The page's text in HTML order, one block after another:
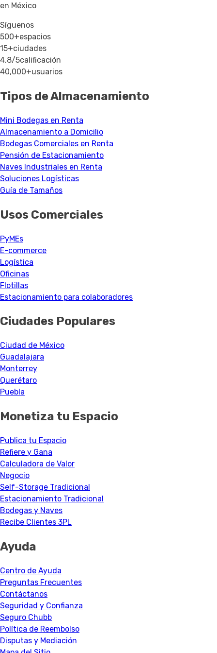
en México
Síguenos
500+espacios
15+ciudades
4.8/5calificación
40,000+usuarios
Tipos de Almacenamiento
Mini Bodegas en Renta
Almacenamiento a Domicilio
Bodegas Comerciales en Renta
Pensión de Estacionamiento
Naves Industriales en Renta
Soluciones Logísticas
Guía de Tamaños
Usos Comerciales
PyMEs
E-commerce
Logística
Oficinas
Flotillas
Estacionamiento para colaboradores
Ciudades Populares
Ciudad de México
Guadalajara
Monterrey
Querétaro
Puebla
Monetiza tu Espacio
Publica tu Espacio
Refiere y Gana
Calculadora de Valor
Negocio
Self-Storage Tradicional
Estacionamiento Tradicional
Bodegas y Naves
Recibe Clientes 3PL
Ayuda
Centro de Ayuda
Preguntas Frecuentes
Contáctanos
Seguridad y Confianza
Seguro Chubb
Política de Reembolso
Disputas y Mediación